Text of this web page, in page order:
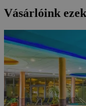
Vásárlóink